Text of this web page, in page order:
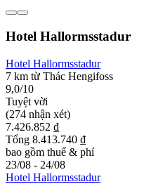
Hotel Hallormsstadur
Hotel Hallormsstadur
7 km từ Thác Hengifoss
9,0/10
Tuyệt vời
(274 nhận xét)
7.426.852 ₫
Tổng 8.413.740 ₫
bao gồm thuế & phí
23/08 - 24/08
Hotel Hallormsstadur